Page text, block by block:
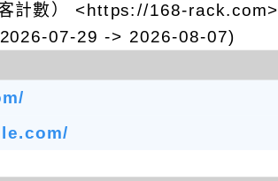
計數） <https://168-rack.com>
07-29 -> 2026-08-07)